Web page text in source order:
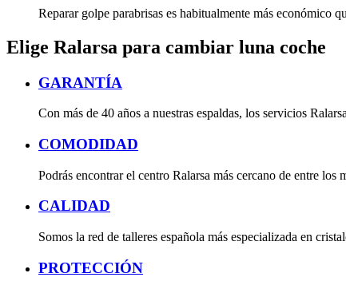
Reparar golpe parabrisas es habitualmente más económico
Elige Ralarsa para cambiar luna coche
GARANTÍA
Con más de 40 años a nuestras espaldas, los servicios
COMODIDAD
Podrás encontrar el centro Ralarsa más cercano de entre
CALIDAD
Somos la red de talleres española más especializada en
PROTECCIÓN